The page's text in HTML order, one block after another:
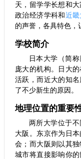
天，留学学长想和
政治经济学科和近
的声誉，各具特色，
学校简介
日本大学（简
庞大的机构。日大
活跃，而近大的知
了不少新生的原因。
地理位置的重要
两所大学位于
大阪。东京作为日
会；而大阪则以其
城市将直接影响你